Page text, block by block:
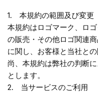
1. 本規約の範囲及び変更
本規約はロゴマーク、ロ
の販売・その他ロゴ関連
に関し、お客様と当社と
尚、本規約は弊社の判断
とします。
2. 当サービスのご利用